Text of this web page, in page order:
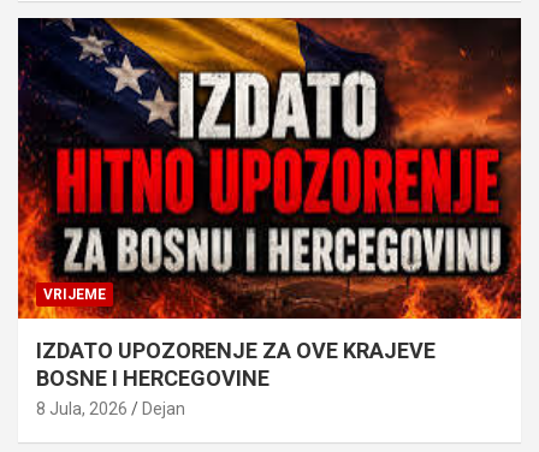
VRIJEME
IZDATO UPOZORENJE ZA OVE KRAJEVE
BOSNE I HERCEGOVINE
8 Jula, 2026 Dejan